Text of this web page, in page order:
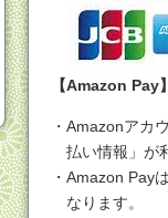
【Amazon Pay】
Amazonアカ
払い情報」が
Amazon Pay
なります。